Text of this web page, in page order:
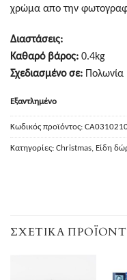
χρώμα απο την
Διαστάσεις:
Καθαρό βάρος: 0.4kg
Σχεδιασμένο σε: Πολωνία
Εξαντλημένο
Κωδικός προϊόντος:
Κατηγορίες: Christmas Είδη
ΣΧΕΤΙΚΆ